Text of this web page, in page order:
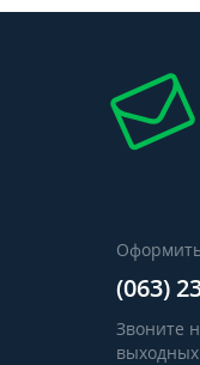
(063)
Звоните
выходных